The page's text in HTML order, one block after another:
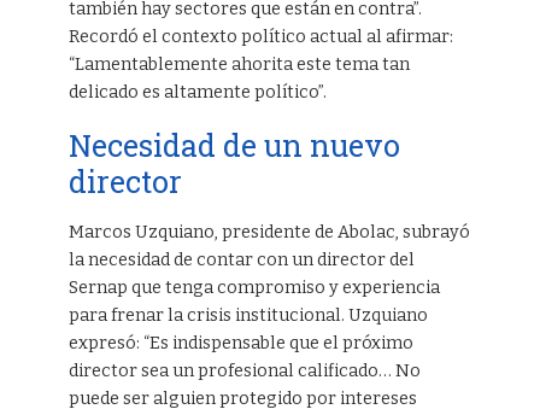
también hay sectores que están en contra”.
Recordó el contexto político actual al afirmar:
“Lamentablemente ahorita este tema tan
delicado es altamente político”.
Necesidad de un nuevo
director
Marcos Uzquiano, presidente de Abolac, subrayó
la necesidad de contar con un director del
Sernap que tenga compromiso y experiencia
para frenar la crisis institucional. Uzquiano
expresó: “Es indispensable que el próximo
director sea un profesional calificado… No
puede ser alguien protegido por intereses